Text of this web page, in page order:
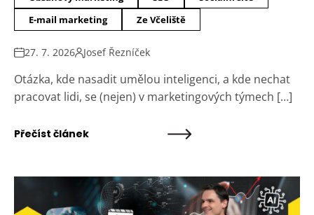
E-mail marketing
Ze Včeliště
27. 7. 2026 Josef Řezníček
Otázka, kde nasadit umělou inteligenci, a kde nechat
pracovat lidi, se (nejen) v marketingových týmech […]
Přečíst článek